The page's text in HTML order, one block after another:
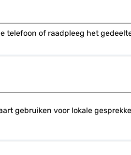
of raadpleeg het
gebruiken voor lokale